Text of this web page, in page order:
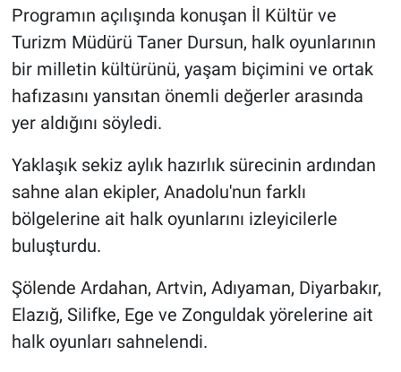
Programın açılışında konuşan İl Kültür ve
Turizm Müdürü Taner Dursun, halk oyunlarının
bir milletin kültürünü, yaşam biçimini ve ortak
hafızasını yansıtan önemli değerler arasında
yer aldığını söyledi.
Yaklaşık sekiz aylık hazırlık sürecinin ardından
sahne alan ekipler, Anadolu'nun farklı
bölgelerine ait halk oyunlarını izleyicilerle
buluşturdu.
Şölende Ardahan, Artvin, Adıyaman, Diyarbakır,
Elazığ, Silifke, Ege ve Zonguldak yörelerine ait
halk oyunları sahnelendi.